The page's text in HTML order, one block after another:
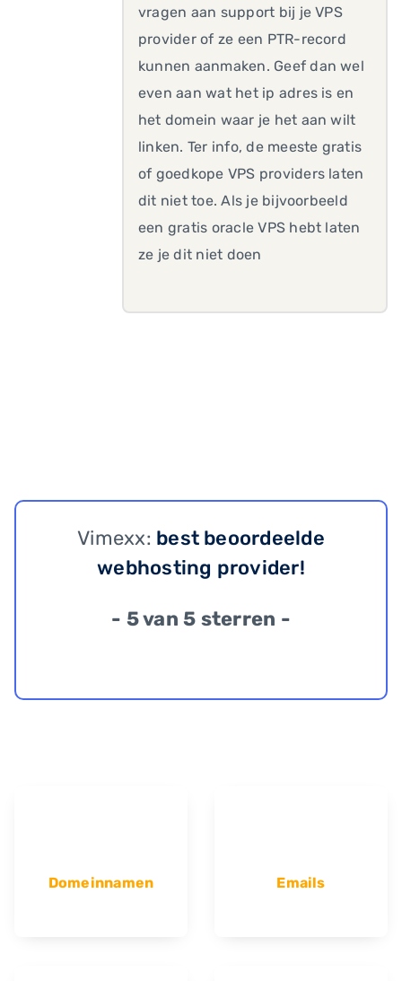
vragen aan support bij je VPS
provider of ze een PTR-record
kunnen aanmaken. Geef dan wel
even aan wat het ip adres is en
het domein waar je het aan wilt
linken. Ter info, de meeste gratis
of goedkope VPS providers laten
dit niet toe. Als je bijvoorbeeld
een gratis oracle VPS hebt laten
ze je dit niet doen
Vimexx: best beoordeelde
webhosting provider!
- 5 van 5 sterren -
Domeinnamen Emails